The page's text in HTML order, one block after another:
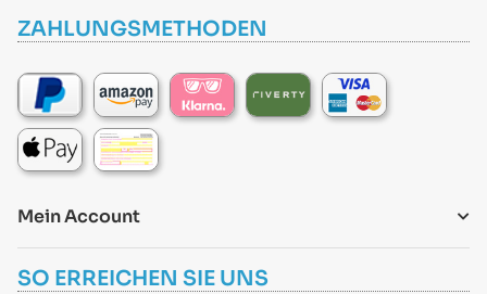
ZAHLUNGSMETHODEN
Mein Account
SO ERREICHEN SIE UNS